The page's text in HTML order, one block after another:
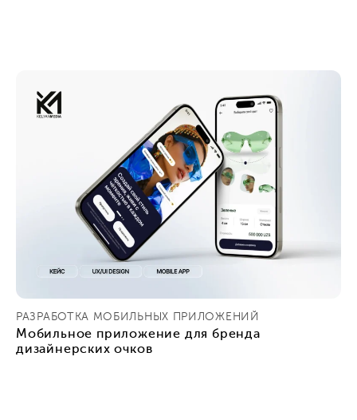
РАЗРАБОТКА МОБИЛЬНЫХ ПРИЛОЖЕНИЙ
Мобильное приложение для бренда
дизайнерских очков